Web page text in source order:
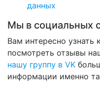
данных
Мы в социальных
Вам интересно узнать
посмотреть отзывы
нашу группу в VK
информации именно